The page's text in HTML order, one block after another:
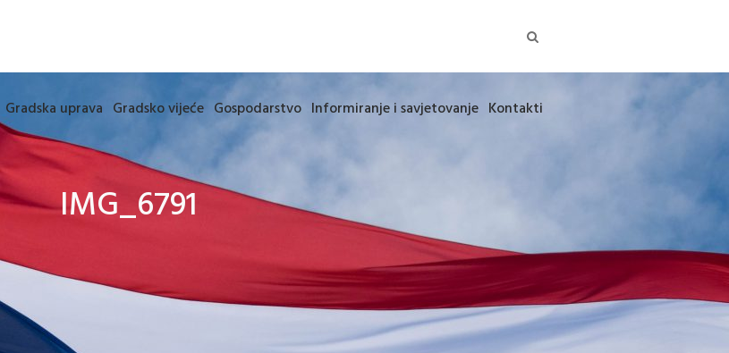
Gradska uprava Gradsko vijeće Gospodarstvo Informiranje i savjetovanje Kontakti
IMG_6791